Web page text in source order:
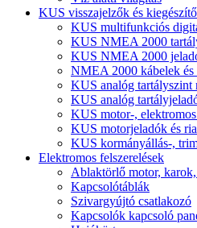
KUS visszajelzők és
KUS multifunkciós
KUS NMEA 2000
KUS NMEA 2000
NMEA 2000 kábelek és
KUS analóg tartályszint
KUS analóg
KUS motor-,
KUS motorjeladók és
KUS kormányállás-,
Elektromos felszerelések
Ablaktörlő motor,
Kapcsolótáblák
Szivargyújtó csatlakozó
Kapcsolók kapcsoló